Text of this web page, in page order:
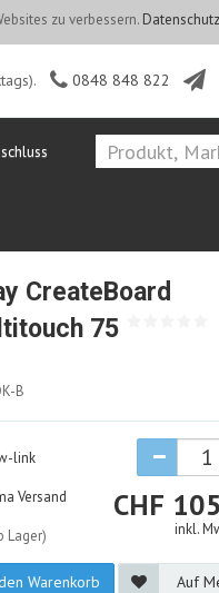
zu verbessern.
0848 848 822
CreateBoard
75
B
link
Versand
Lager)
CHF CHF
inkl.
Warenkorb Auf